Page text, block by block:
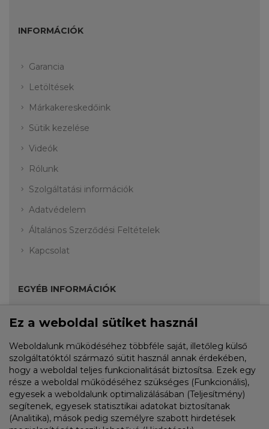
INFORMÁCIÓK
Garancia
Letöltések
Márkakereskedőink
Sütik kezelése
Videók
Rólunk
Szolgáltatási információk
Adatvédelem
Általános Szerződési Feltételek
Kapcsolat
EGYÉB INFORMÁCIÓK
Akciók
Fiók
Rendelési előzmények
Kívánságlista
HÍRLEVÉL FELIRATKOZÁS
Ez a weboldal sütiket használ
Weboldalunk működéséhez többféle saját, illetőleg külső
szolgáltatóktól származó sütit használ annak érdekében,
hogy a weboldal teljes funkcionalitását biztosítsa. Ezek egy
része a weboldal működéséhez szükséges (Funkcionális),
egyesek a weboldalunk optimalizálásában (Teljesítmény)
segítenek, egyesek statisztikai adatokat biztosítanak
(Analitika), mások pedig személyre szabott hirdetések